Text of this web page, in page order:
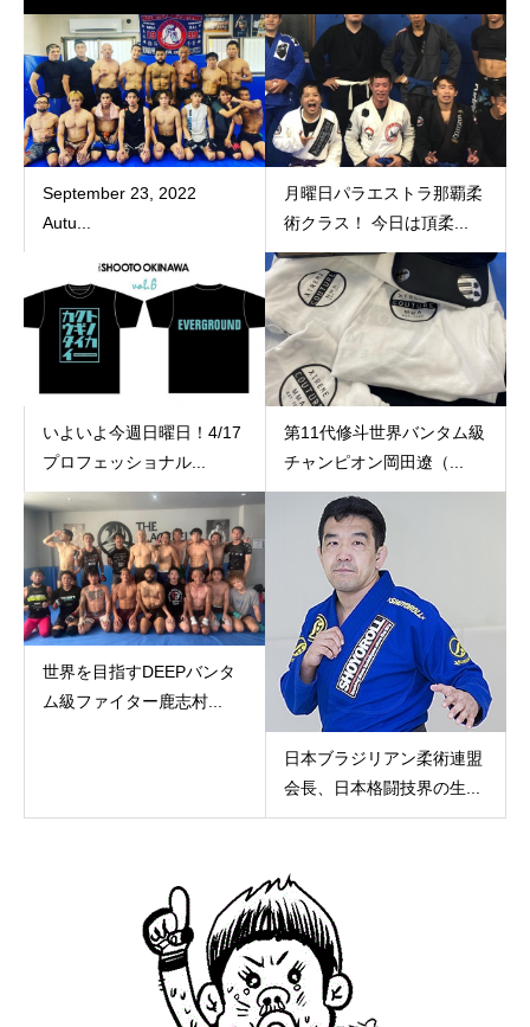
September 23, 2022
Autu...
月曜日パラエストラ那覇柔
術クラス！ 今日は頂柔...
いよいよ今週日曜日！4/17
プロフェッショナル...
第11代修斗世界バンタム級
チャンピオン岡田遼（...
世界を目指すDEEPバンタ
ム級ファイター鹿志村...
日本ブラジリアン柔術連盟
会長、日本格闘技界の生...